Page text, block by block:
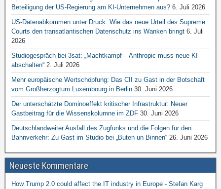
Beteiligung der US-Regierung am KI-Unternehmen aus? 6. Juli 2026
US-Datenabkommen unter Druck: Wie das neue Urteil des Supreme
Courts den transatlantischen Datenschutz ins Wanken bringt 6. Juli
2026
Studiogespräch bei 3sat: „Machtkampf – Anthropic muss neue KI
abschalten“ 2. Juli 2026
Mehr europäische Wertschöpfung: Das CII zu Gast in der Botschaft
vom Großherzogtum Luxembourg in Berlin 30. Juni 2026
Der unterschätzte Dominoeffekt kritischer Infrastruktur: Neuer
Gastbeitrag für die Wissenskolumne im ZDF 30. Juni 2026
Deutschlandweiter Ausfall des Zugfunks und die Folgen für den
Bahnverkehr: Zu Gast im Studio bei „Buten un Binnen“ 26. Juni 2026
Neueste Kommentare
How Trump 2.0 could affect the IT industry in Europe - Stefan Karg